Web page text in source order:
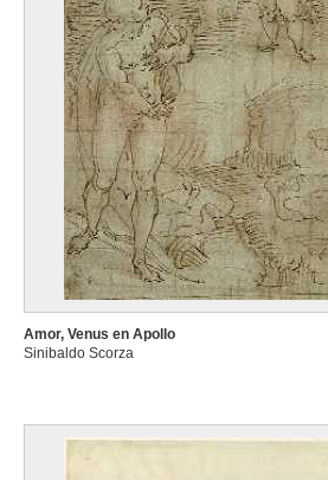
Amor, Venus en Apollo
Sinibaldo Scorza